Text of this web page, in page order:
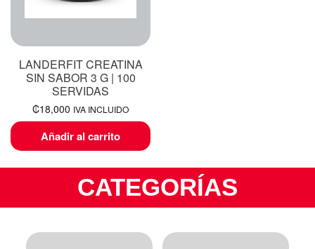
LANDERFIT CREATINA
SIN SABOR 3 G | 100
SERVIDAS
₡18,000 IVA INCLUIDO
Añadir al carrito
CATEGORÍAS